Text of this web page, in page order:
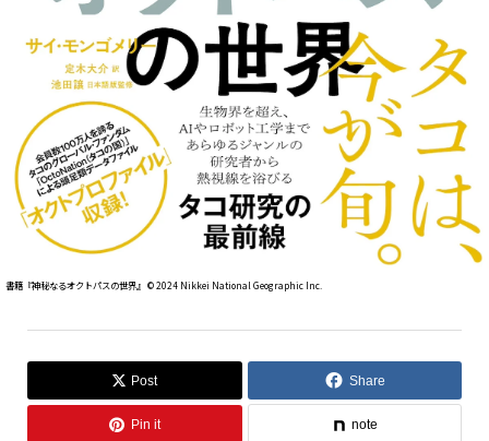
書籍『神秘なるオクトパスの世界』 ©︎ 2024 Nikkei National Geographic Inc.
Post Share
Pin it note